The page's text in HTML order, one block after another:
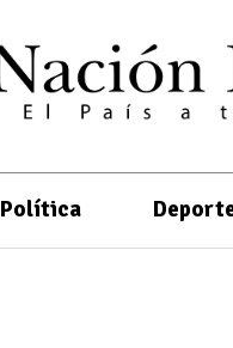
Política